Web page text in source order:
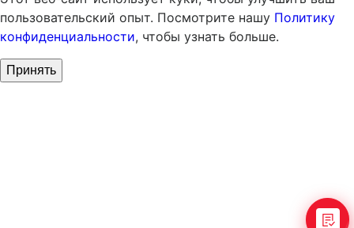
пользовательский опыт. Посмотрите нашу Политику
конфиденциальности, чтобы узнать больше.
Принять